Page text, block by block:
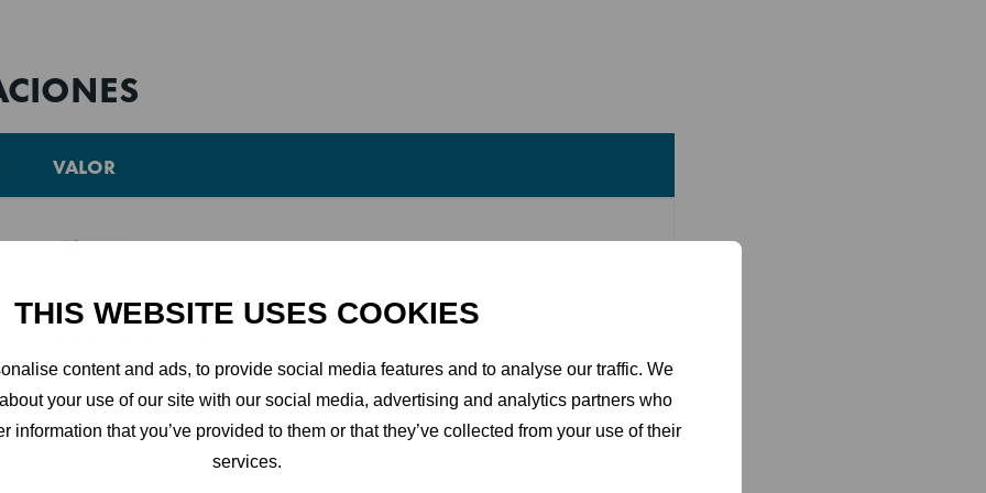
THIS WEBSITE USES COOKIES
content and ads, to provide social media features and to analyse our traffic. We
your use of our site with our social media, advertising and analytics partners who
information that you’ve provided to them or that they’ve collected from your use of their
services.
características especialmente diseñadas para cubrir las necesidades de los
Los equipos cumplen con las medidas estándar de las bandejas de panadería y
VALOR
146951010
Hoshizaki